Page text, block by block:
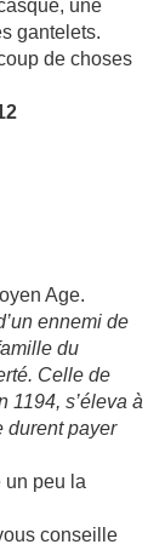
une
gantelets.
de choses
Age.
ennemi de
du
Celle de
s’éleva à
durent payer
un peu la
conseille